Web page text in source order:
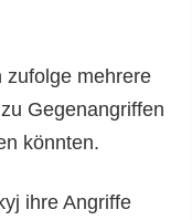
zufolge mehrere
Gegenangriffen
könnten.
ihre Angriffe